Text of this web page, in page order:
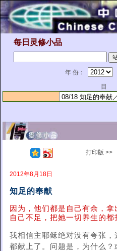
每日灵修小品
年 份：
目
打印版 >>
2012年8月18日
知足的奉献
因为，他们都是自己有余，
自己不足，把她一切养生的都
我相信主耶稣绝对没有夸张
都献上了。问题是，为什么？